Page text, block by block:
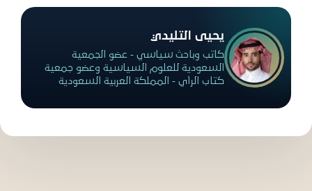
يحيى التليدي
كاتب وباحث سياسي - عضو الجمعية
السعودية للعلوم السياسية وعضو جمعية
كتاب الرأي - المملكة العربية السعودية